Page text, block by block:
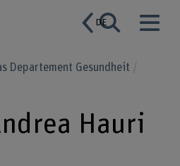
DE
Departement Gesundheit
Hauri